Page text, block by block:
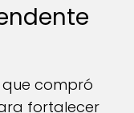
que compró
fortalecer